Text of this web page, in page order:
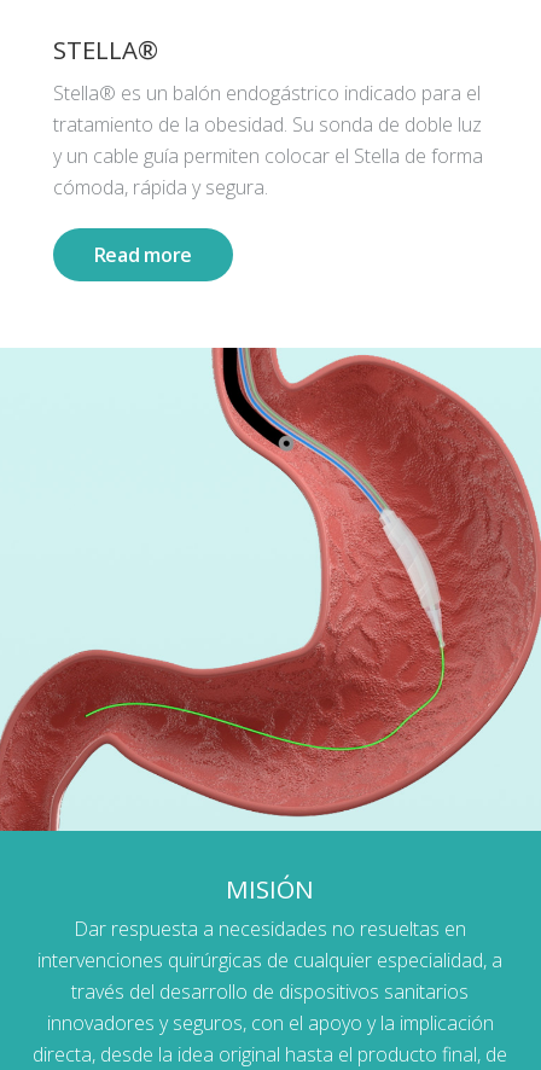
STELLA®
Stella® es un balón endogástrico indicado para el
tratamiento de la obesidad. Su sonda de doble luz
y un cable guía permiten colocar el Stella de forma
cómoda, rápida y segura.
Read more
MISIÓN
Dar respuesta a necesidades no resueltas en
intervenciones quirúrgicas de cualquier especialidad, a
través del desarrollo de dispositivos sanitarios
innovadores y seguros, con el apoyo y la implicación
directa, desde la idea original hasta el producto final, de